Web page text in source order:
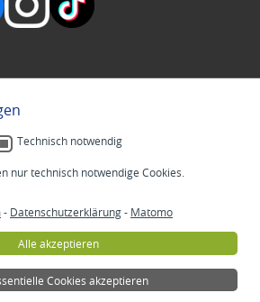
Technisch notwendig
nur technisch notwendige Cookies.
- Datenschutzerklärung- Matomo
Alle akzeptieren
Cookies akzeptieren